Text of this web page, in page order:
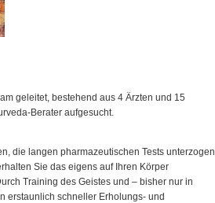
geleitet, bestehend aus 4 Ärzten und 15
Berater aufgesucht.
die langen pharmazeutischen Tests unterzogen
Sie das eigens auf Ihren Körper
Training des Geistes und – bisher nur in
erstaunlich schneller Erholungs- und